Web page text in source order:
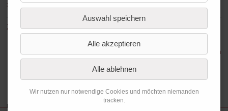
>> mehr Informationen zu diesem Konzert der Stadt Kleve
Zurück zur Übersicht
Zu den vergangenen Terminen
Freundeskreis Museum Kurhaus und Koekkoek-Haus Kleve e.V.
Auswahl speichern
Alle akzeptieren
Alle ablehnen
Wir nutzen nur notwendige Cookies und möchten niemanden
tracken.